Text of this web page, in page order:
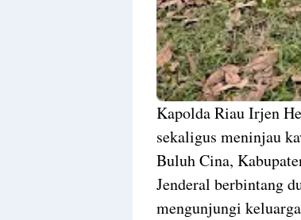
Kapolda Riau Irjen
sekaligus meninjau
Buluh Cina,
Jenderal berbintang
mengunjungi